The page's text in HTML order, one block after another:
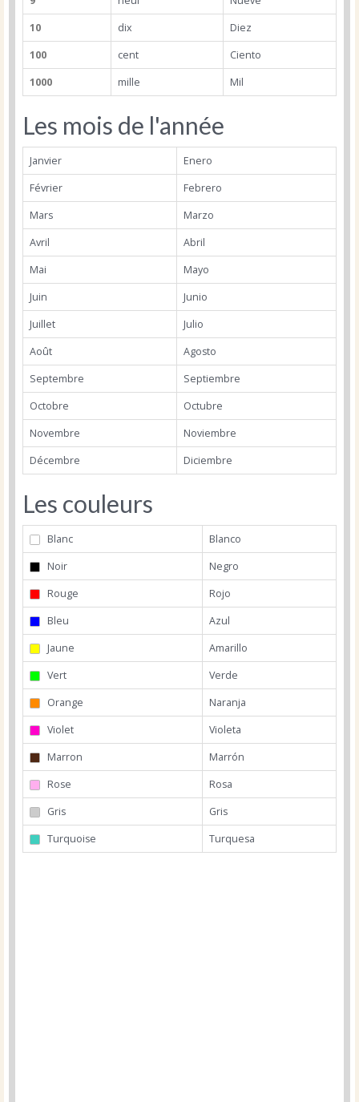
10
dix
Diez
100
cent
Ciento
1000
mille Mil
Les mois de l'année
Janvier
Enero
Février
Febrero
Mars
Marzo
Avril
Abril
Mai
Mayo
Juin
Junio
Juillet
Julio
Août
Agosto
Septembre
Septiembre
Octobre
Octubre
Novembre
Noviembre
Décembre
Diciembre
Les couleurs
Blanc
Blanco
Noir
Negro
Rouge
Rojo
Bleu
Azul
Jaune
Amarillo
Vert
Verde
Orange
Naranja
Violet
Violeta
Marron
Marrón
Rose
Rosa
Gris
Gris
Turquoise
Turquesa